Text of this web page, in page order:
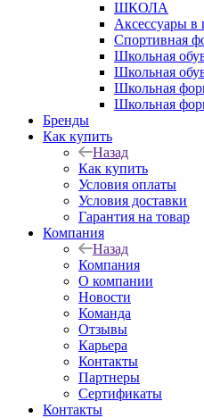
ШКОЛА
Аксессуары в
Спортивная
Школьная
Школьная
Школьная
Школьная
Бренды
Как купить
Назад
Как купить
Условия оплаты
Условия доставки
Гарантия на товар
Компания
Назад
Компания
О компании
Новости
Команда
Отзывы
Карьера
Контакты
Партнеры
Сертификаты
Контакты